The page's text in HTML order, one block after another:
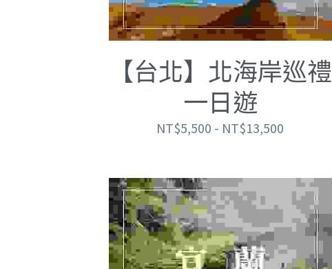
【台北】北海岸巡禮
一日遊
NT$5,500 - NT$13,500